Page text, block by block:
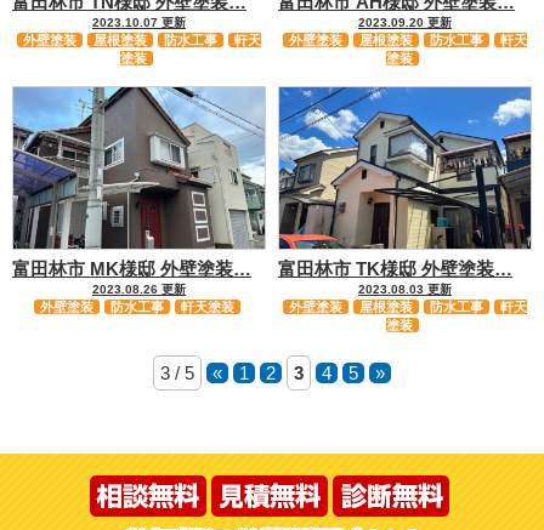
2023.10.07 更新
外壁塗装 屋根塗装 防水工事
軒天
塗装
2023.09.20 更新
外壁塗装 屋根塗装 防水工事
軒天
塗装
富田林市 MK様邸 外壁塗装…
2023.08.26 更新
外壁塗装 防水工事 軒天塗装
富田林市 TK様邸 外壁塗装…
2023.08.03 更新
外壁塗装 屋根塗装 防水工事
軒天
塗装
3 / 5 « 1 2 3 4 5 »